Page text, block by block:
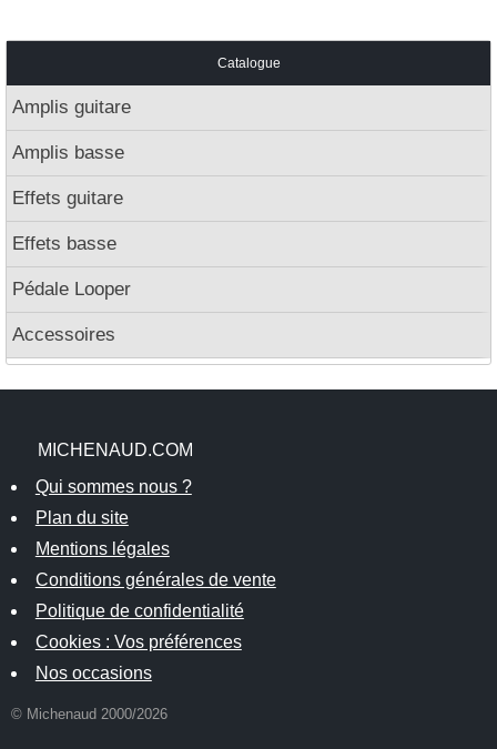
Catalogue
Amplis guitare
Amplis basse
Effets guitare
Effets basse
Pédale Looper
Accessoires
MICHENAUD.COM
Qui sommes nous ?
Plan du site
Mentions légales
Conditions générales de vente
Politique de confidentialité
Cookies : Vos préférences
Nos occasions
© Michenaud 2000/2026